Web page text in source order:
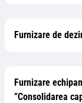
Furnizare de
Furnizare
”Consolidarea